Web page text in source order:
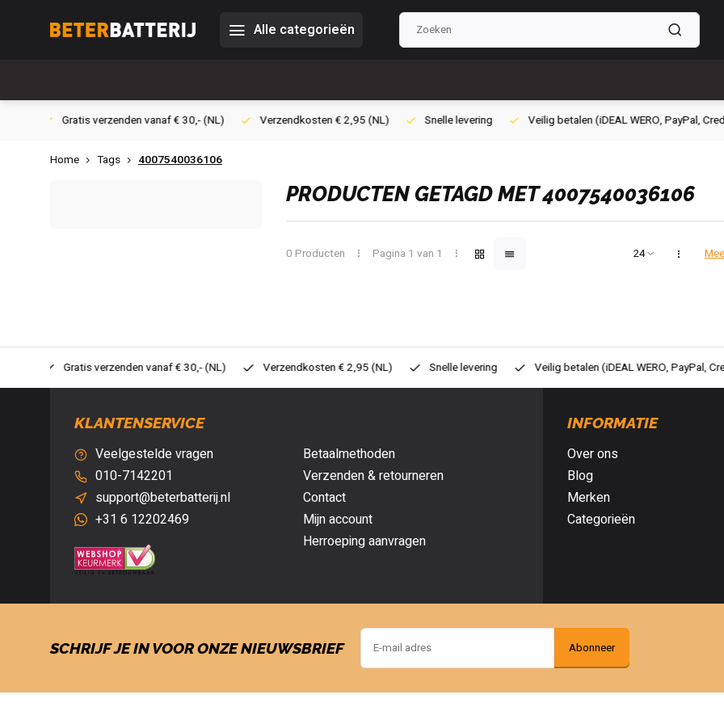
Alle categorieën
Verzendkosten € 2,95 (NL) Snelle levering Veilig betalen (iDEAL WERO, PayPal, Credit card of Achteraf betalen)
Home Tags 4007540036106
PRODUCTEN GETAGD MET 4007540036106
0 Producten Pagina 1 van 1
Verzendkosten € 2,95 (NL) Snelle levering Veilig betalen (iDEAL WERO, PayPal, Credit card of Achteraf betalen)
KLANTENSERVICE
Veelgestelde vragen
010-7142201
support@beterbatterij.nl
+31 6 12202469
Betaalmethoden
Verzenden & retourneren
Contact
Mijn account
Herroeping aanvragen
INFORMATIE
Over ons
Blog
Merken
Categorieën
SCHRIJF JE IN VOOR ONZE NIEUWSBRIEF Abonneer